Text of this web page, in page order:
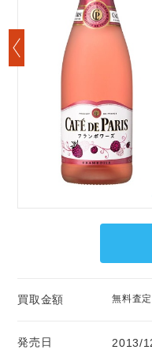
買取金額 無料査
発売日 2013/